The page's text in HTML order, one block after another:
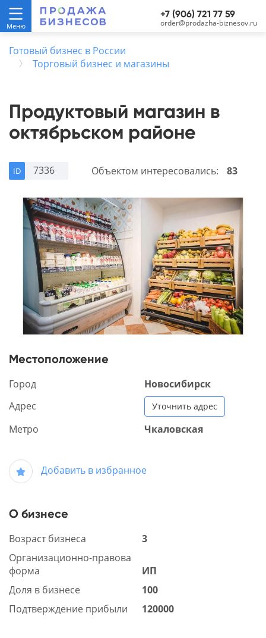
+7 (906) 721 77 59
order@prodazha-biznesov.ru
Готовый бизнес в России
Торговый бизнес и магазины
Продуктовый магазин в
октябрьском районе
ID 7336 Объектом интересовались: 83
Местоположение
Город
Новосибирск
Адрес
Уточнить адрес
Метро Чкаловская
Добавить в избранное
О бизнесе
Возраст бизнеса
3
Организационно-правова
форма
ИП
Доля в бизнесе
100
Подтверждение прибыли
120000